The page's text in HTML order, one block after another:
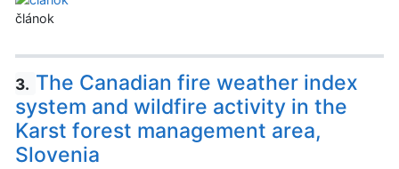
článok
3. The Canadian fire weather index
system and wildfire activity in the
Karst forest management area,
Slovenia